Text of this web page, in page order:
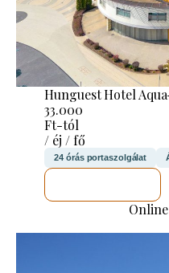
Hunguest Hotel
33.000
Ft-tól
/ éj / fő
24 órás portaszolgálat